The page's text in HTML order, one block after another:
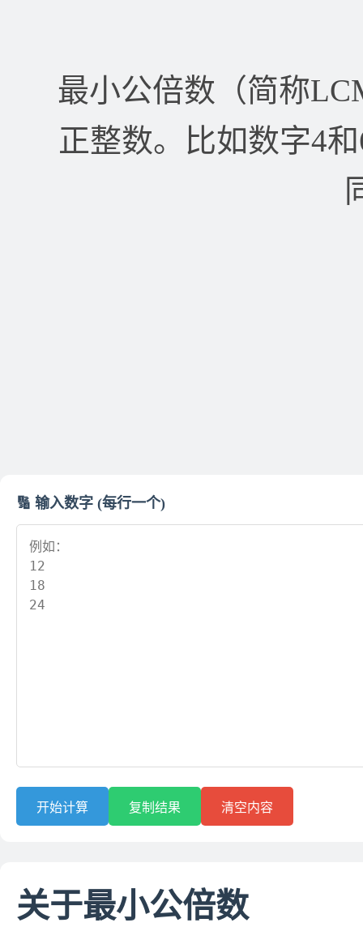
最小公倍数（简称
正整数。比如数字4
🔢 输入数字 (每行一个)
开始计算 复制结果 清空内容
关于最小公倍数